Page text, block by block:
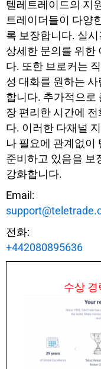
텔레트레이드의 지
트레이더들이 다양
록 보장합니다. 실
상세한 문의를 위한
다. 또한 브로커는
성 대화를 원하는
합니다. 추가적으로
장 편리한 시간에
다. 이러한 다채널
나 필요에 관계없이
준비하고 있음을 보
강화합니다.
Email:
전화:
+442080895636
수상